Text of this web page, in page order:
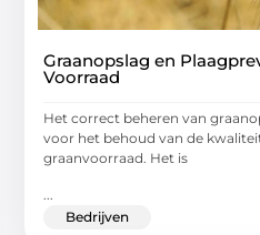
Graanopslag en
Voorraad
Het correct beheren van
voor het behoud van de
graanvoorraad. Het is
Bedrijven